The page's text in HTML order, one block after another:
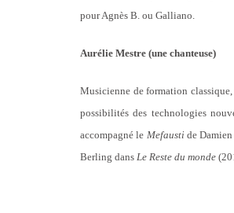
pour Agnès B. ou Galliano.
Aurélie Mestre (une chanteuse)
Musicienne de formation
possibilités des technologies
accompagné le Mefausti de Damien
Berling dans Le Reste du monde